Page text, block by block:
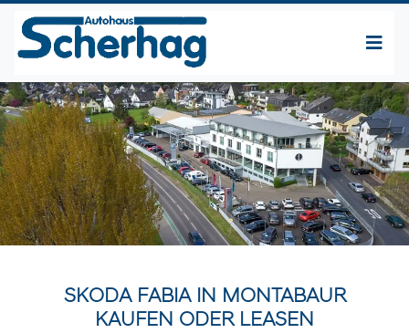
SKODA FABIA IN MONTABAUR
KAUFEN ODER LEASEN